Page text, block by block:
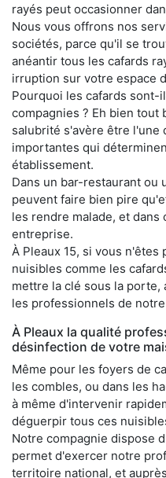
rayés peut occasionner
Nous vous offrons nos
sociétés, parce qu'il se
anéantir tous les cafards
irruption sur votre espace
Pourquoi les cafards sont-
compagnies ? Eh bien tout
salubrité s'avère être l'une
importantes qui
établissement.
Dans un bar-restaurant ou
peuvent faire bien pire
les rendre malade, et dans
entreprise.
À Pleaux 15, si vous
nuisibles comme les
mettre la clé sous la
les professionnels de
À Pleaux la qualité
désinfection de votre
Même pour les foyers de
les combles, ou dans les
à même d'intervenir
déguerpir tous ces
Notre compagnie dispose
permet d'exercer notre
territoire national, et